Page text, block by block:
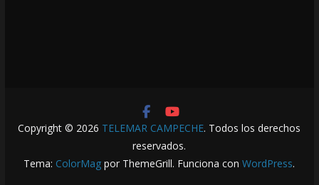
Copyright © 2026 TELEMAR CAMPECHE. Todos los derechos
reservados.
Tema: ColorMag por ThemeGrill. Funciona conWordPress.